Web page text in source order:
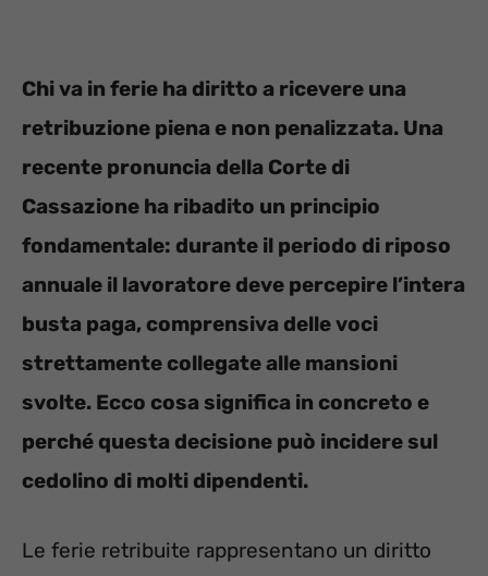
Chi va in ferie ha diritto a ricevere una
retribuzione piena e non penalizzata. Una
recente pronuncia della Corte di
Cassazione ha ribadito un principio
fondamentale: durante il periodo di riposo
annuale il lavoratore deve percepire l’intera
busta paga, comprensiva delle voci
strettamente collegate alle mansioni
svolte. Ecco cosa significa in concreto e
perché questa decisione può incidere sul
cedolino di molti dipendenti.
Le ferie retribuite rappresentano un diritto